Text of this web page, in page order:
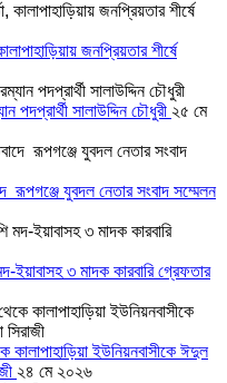
জনপ্রিয়তার শীর্ষে
পদপ্রার্থী সালাউদ্দিন চৌধুরী ২৫ মে
‎রূপগঞ্জে যুবদল নেতার সংবাদ সম্মেলন
ইয়াবাসহ ৩ মাদক কারবারি গ্রেফতার
ইউনিয়নবাসীকে ঈদুল
২৪ মে ২০২৬